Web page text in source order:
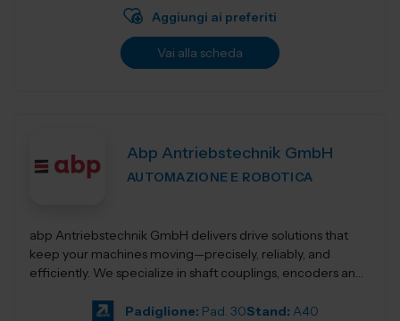
Aggiungi ai preferiti
Vai alla scheda
Abp Antriebstechnik GmbH
AUTOMAZIONE E ROBOTICA
abp Antriebstechnik GmbH delivers drive solutions that
keep your machines moving—precisely, reliably, and
efficiently. We specialize in shaft couplings, encoders and
Padiglione: Pad. 30Stand: A40